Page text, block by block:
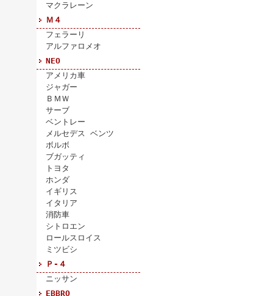
マクラレーン
Ｍ４
フェラーリ
アルファロメオ
NEO
アメリカ車
ジャガー
ＢＭＷ
サーブ
ベントレー
メルセデス ベンツ
ボルボ
ブガッティ
トヨタ
ホンダ
イギリス
イタリア
消防車
シトロエン
ロールスロイス
ミツビシ
Ｐ-４
ニッサン
EBBRO